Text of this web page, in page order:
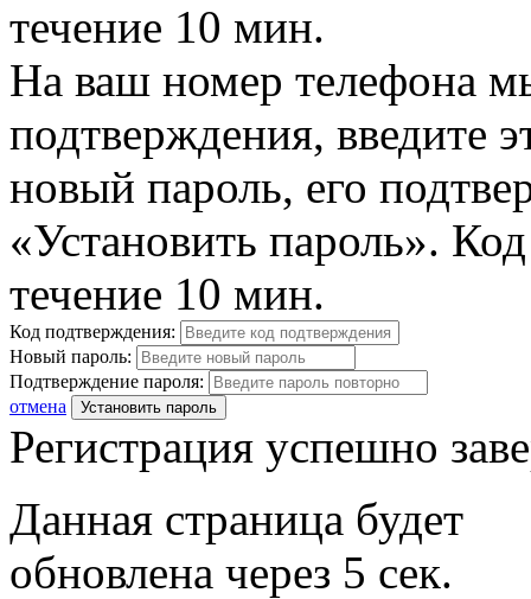
течение 10 мин.
На ваш номер телефона
подтверждения, введите
новый пароль, его
«Установить пароль».
течение 10 мин.
Код подтверждения:
Новый пароль:
Подтверждение пароля:
отмена
Установить пароль
Регистрация успешно
Данная страница будет
обновлена через 5 сек.